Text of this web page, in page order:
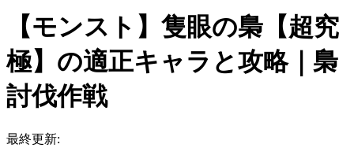
【モンスト】隻眼の梟【超究
極】の適正キャラと攻略｜梟
討伐作戦
最終更新: